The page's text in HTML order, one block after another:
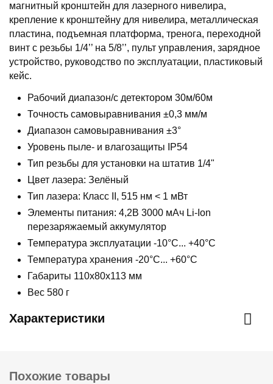
магнитный кронштейн для лазерного нивелира,
крепление к кронштейну для нивелира, металлическая
пластина, подъемная платформа, тренога, переходной
винт с резьбы 1/4’’ на 5/8’’, пульт управления, зарядное
устройство, руководство по эксплуатации, пластиковый
кейс.
Рабочий диапазон/с детектором 30м/60м
Точность самовыравнивания ±0,3 мм/м
Диапазон самовыравнивания ±3°
Уровень пыле- и влагозащиты IP54
Тип резьбы для установки на штатив 1/4"
Цвет лазера: Зелёный
Тип лазера: Класс II, 515 нм < 1 мВт
Элементы питания: 4,2В 3000 мАч Li-Ion
перезаряжаемый аккумулятор
Температура эксплуатации -10°C... +40°C
Температура хранения -20°C... +60°C
Габариты 110х80х113 мм
Вес 580 г
Характеристики
Похожие товары